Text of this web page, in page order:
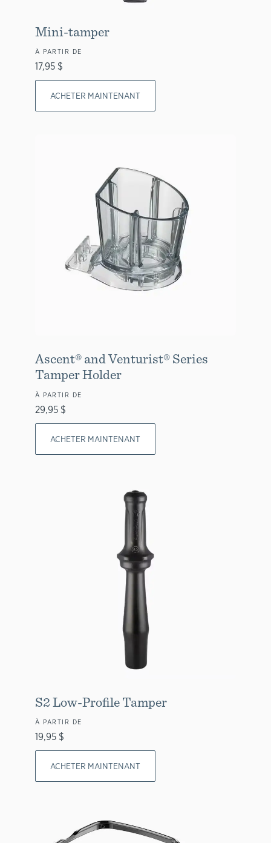
Mini-tamper
À PARTIR DE
17,95 $
ACHETER MAINTENANT
Ascent® and Venturist® Series
Tamper Holder
À PARTIR DE
29,95 $
ACHETER MAINTENANT
S2 Low-Profile Tamper
À PARTIR DE
19,95 $
ACHETER MAINTENANT